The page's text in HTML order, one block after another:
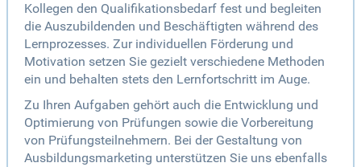
Kollegen den Qualifikationsbedarf fest und begleiten
die Auszubildenden und Beschäftigten während des
Lernprozesses. Zur individuellen Förderung und
Motivation setzen Sie gezielt verschiedene Methoden
ein und behalten stets den Lernfortschritt im Auge.
Zu Ihren Aufgaben gehört auch die Entwicklung und
Optimierung von Prüfungen sowie die Vorbereitung
von Prüfungsteilnehmern. Bei der Gestaltung von
Ausbildungsmarketing unterstützen Sie uns ebenfalls